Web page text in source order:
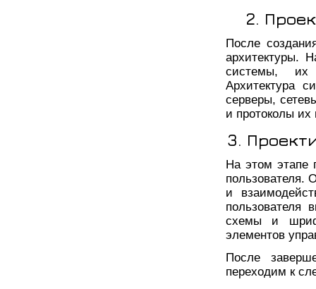
2.
После
архитектуры.
системы, их
Архитектура
серверы,
и протоколы
3.
На этом этапе
пользователя.
и
пользователя
схемы и
элементов
После
переходим к